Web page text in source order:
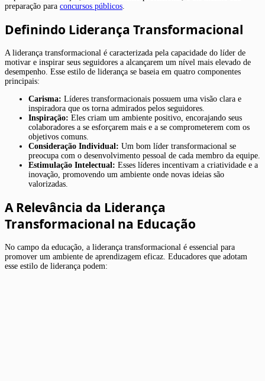
preparação para concursos públicos.
Definindo Liderança Transformacional
A liderança transformacional é caracterizada pela capacidade do líder de
motivar e inspirar seus seguidores a alcançarem um nível mais elevado de
desempenho. Esse estilo de liderança se baseia em quatro componentes
principais:
Carisma: Líderes transformacionais possuem uma visão clara e
inspiradora que os torna admirados pelos seguidores.
Inspiração: Eles criam um ambiente positivo, encorajando seus
colaboradores a se esforçarem mais e a se comprometerem com os
objetivos comuns.
Consideração Individual: Um bom líder transformacional se
preocupa com o desenvolvimento pessoal de cada membro da equipe.
Estimulação Intelectual: Esses líderes incentivam a criatividade e a
inovação, promovendo um ambiente onde novas ideias são
valorizadas.
A Relevância da Liderança
Transformacional na Educação
No campo da educação, a liderança transformacional é essencial para
promover um ambiente de aprendizagem eficaz. Educadores que adotam
esse estilo de liderança podem: